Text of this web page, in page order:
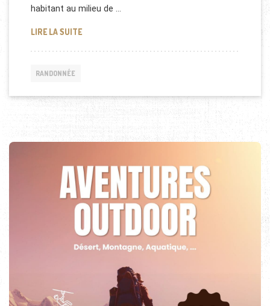
habitant au milieu de …
LIRE LA SUITERANDONNÉE EN PATAGONIE (CHILI)
RANDONNÉE